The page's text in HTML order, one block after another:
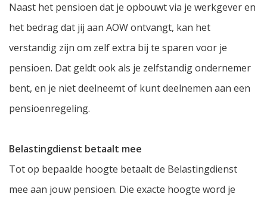
Naast het pensioen dat je opbouwt via je werkgever en
het bedrag dat jij aan AOW ontvangt, kan het
verstandig zijn om zelf extra bij te sparen voor je
pensioen. Dat geldt ook als je zelfstandig ondernemer
bent, en je niet deelneemt of kunt deelnemen aan een
pensioenregeling.
Belastingdienst betaalt mee
Tot op bepaalde hoogte betaalt de Belastingdienst
mee aan jouw pensioen. Die exacte hoogte word je